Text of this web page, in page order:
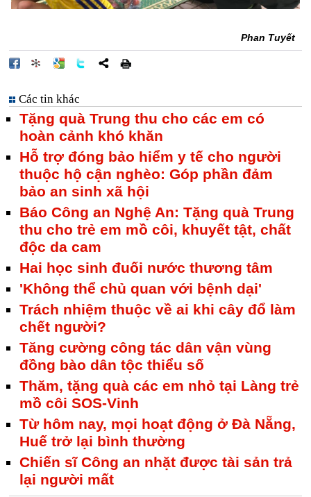
Phan Tuyết
Các tin khác
Tặng quà Trung thu cho các em có
hoàn cảnh khó khăn
Hỗ trợ đóng bảo hiểm y tế cho người
thuộc hộ cận nghèo: Góp phần đảm
bảo an sinh xã hội
Báo Công an Nghệ An: Tặng quà Trung
thu cho trẻ em mồ côi, khuyết tật, chất
độc da cam
Hai học sinh đuối nước thương tâm
'Không thể chủ quan với bệnh dại'
Trách nhiệm thuộc về ai khi cây đổ làm
chết người?
Tăng cường công tác dân vận vùng
đồng bào dân tộc thiểu số
Thăm, tặng quà các em nhỏ tại Làng trẻ
mồ côi SOS-Vinh
Từ hôm nay, mọi hoạt động ở Đà Nẵng,
Huế trở lại bình thường
Chiến sĩ Công an nhặt được tài sản trả
lại người mất